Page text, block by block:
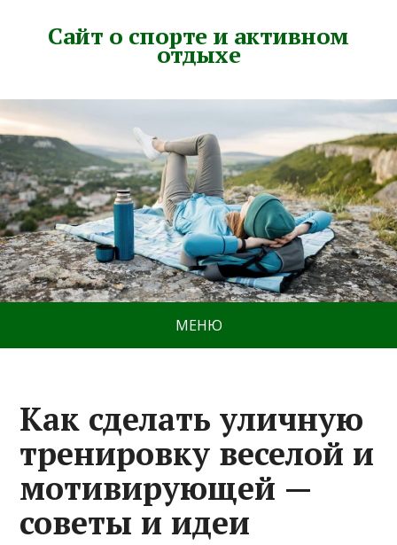
Сайт о спорте и активном
отдыхе
МЕНЮ
Как сделать уличную
тренировку веселой и
мотивирующей —
советы и идеи